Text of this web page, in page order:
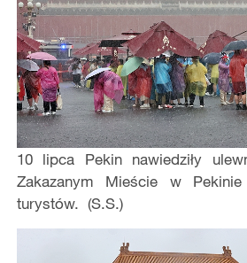
10 lipca Pekin nawiedziły
Zakazanym Mieście w
turystów. (S.S.)